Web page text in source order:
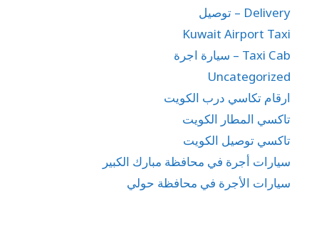
Delivery – توصيل
Kuwait Airport Taxi
Taxi Cab – سيارة اجرة
Uncategorized
ارقام تكاسي درب الكويت
تاكسي المطار الكويت
تاكسي توصيل الكويت
سيارات أجرة في محافظة مبارك الكبير
سيارات الأجرة في محافظة حولي